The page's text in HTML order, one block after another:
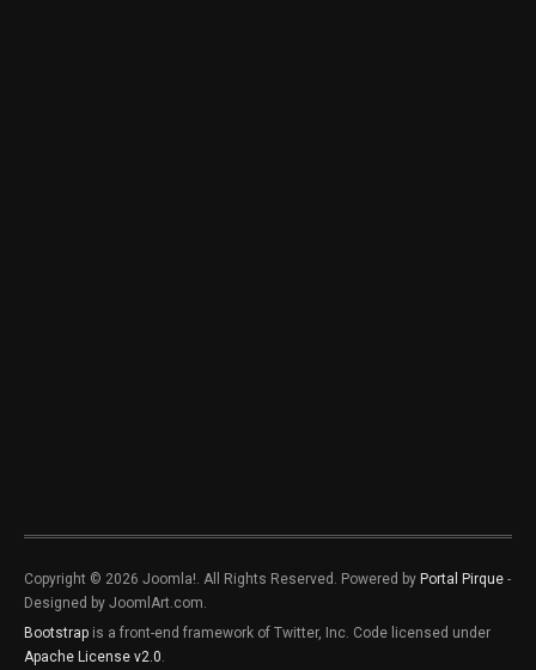
Copyright © 2026 Joomla!. All Rights Reserved. Powered by Portal Pirque -
Designed by JoomlArt.com.
Bootstrap is a front-end framework of Twitter, Inc. Code licensed under
Apache License v2.0